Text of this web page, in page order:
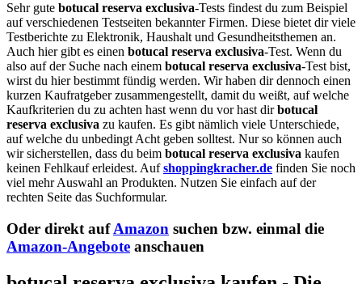
Sehr gute botucal reserva exclusiva-Tests findest du zum Beispiel
auf verschiedenen Testseiten bekannter Firmen. Diese bietet dir viele
Testberichte zu Elektronik, Haushalt und Gesundheitsthemen an.
Auch hier gibt es einen botucal reserva exclusiva-Test. Wenn du
also auf der Suche nach einem botucal reserva exclusiva-Test bist,
wirst du hier bestimmt fündig werden. Wir haben dir dennoch einen
kurzen Kaufratgeber zusammengestellt, damit du weißt, auf welche
Kaufkriterien du zu achten hast wenn du vor hast dirbotucal
reserva exclusiva zu kaufen. Es gibt nämlich viele Unterschiede,
auf welche du unbedingt Acht geben solltest. Nur so können auch
wir sicherstellen, dass du beim botucal reserva exclusiva kaufen
keinen Fehlkauf erleidest. Aufshoppingkracher.de finden Sie noch
viel mehr Auswahl an Produkten. Nutzen Sie einfach auf der
rechten Seite das Suchformular.
Oder direkt aufAmazon suchen bzw. einmal die
Amazon-Angebote anschauen